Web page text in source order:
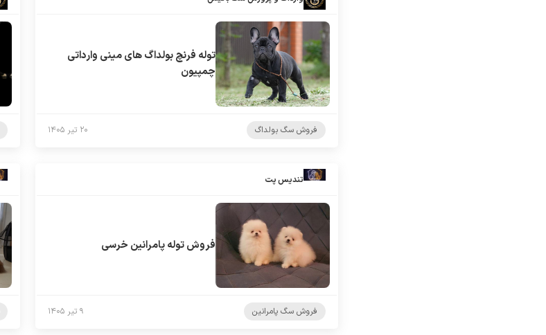
توله فرنچ بولداگ های مینی وارداتی
چمپیون
فروش سگ بولداگ ۲۰ تیر ۱۴۰۵
تندیس پت
فروش توله پامرانین خرسی
فروش سگ پامرانین ۹ تیر ۱۴۰۵